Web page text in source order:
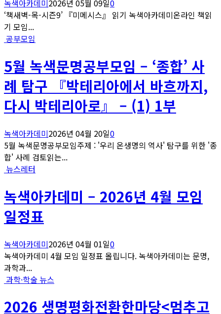
녹색아카데미 2026년 05월 09일0
‘책새벽-목-시즌9’ 『미메시스』 읽기 녹색아카데미온라인 책읽
기 모임...
공부모임
5월 녹색문명공부모임 – ‘종합’ 사
례 탐구 『박테리아에서 바흐까지,
다시 박테리아로』 – (1) 1부
녹색아카데미2026년 04월 20일0
5월 녹색문명공부모임주제 : '우리 온생명의 역사' 탐구를 위한 '종
합' 사례 검토읽는...
뉴스레터
녹색아카데미 – 2026년 4월 모임
일정표
녹색아카데미2026년 04월 01일0
녹색아카데미 4월 모임 일정표 올립니다. 녹색아카데미는 문명,
과학과...
과학·학술 뉴스
2026 생명평화전환한마당<멈추고